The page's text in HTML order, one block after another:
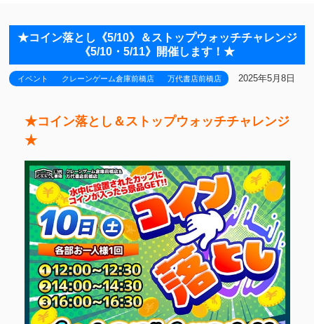
★コイン落とし《5/10》＆ストップウォッチチャレンジ
《5/10・5/11》開催します！★
イベント クレーンゲーム倉庫前橋店 万代書店前橋店 2025年5月8日
★コイン落とし＆ストップウォッチチャレンジ
★